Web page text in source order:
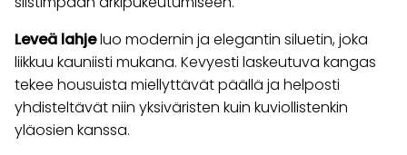
Leveä lahjeluo modernin ja elegantin siluetin, joka
liikkuu kauniisti mukana. Kevyesti laskeutuva kangas
tekee housuista miellyttävät päällä ja helposti
yhdisteltävät niin yksiväristen kuin kuviollistenkin
yläosien kanssa.